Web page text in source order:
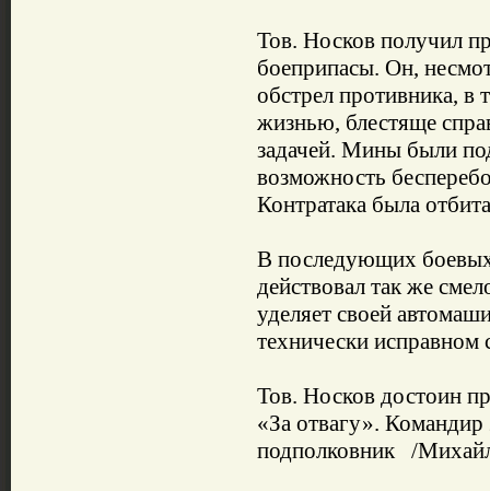
Тов. Носков получил
боеприпасы. Он,
обстрел противника,
жизнью, блестяще
задачей. Мины были
возможность
Контратака была
В последующих
действовал так же
уделяет своей
технически исправном
Тов. Носков достоин
«За отвагу».
подполковник /